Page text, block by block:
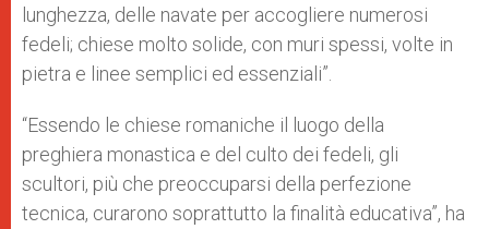
lunghezza, delle navate per accogliere numerosi
fedeli; chiese molto solide, con muri spessi, volte in
pietra e linee semplici ed essenziali”.
“Essendo le chiese romaniche il luogo della
preghiera monastica e del culto dei fedeli, gli
scultori, più che preoccuparsi della perfezione
tecnica, curarono soprattutto la finalità educativa”, ha